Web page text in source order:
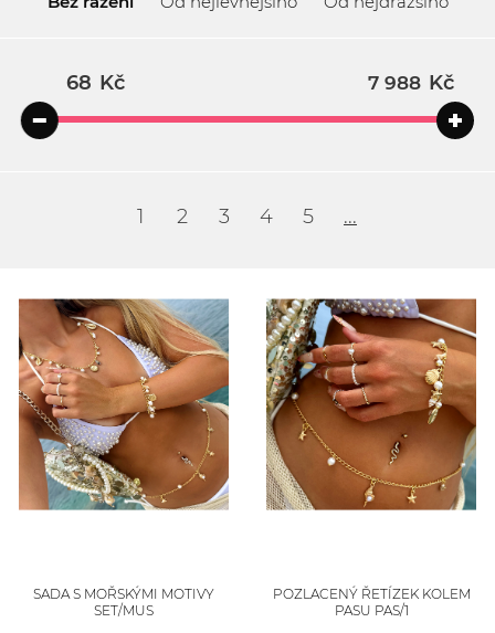
Kč Kč
1 2 3 4 5 ...
SADA S MOŘSKÝMI MOTIVY
SET/MUS
POZLACENÝ ŘETÍZEK KOLEM
PASU PAS/1